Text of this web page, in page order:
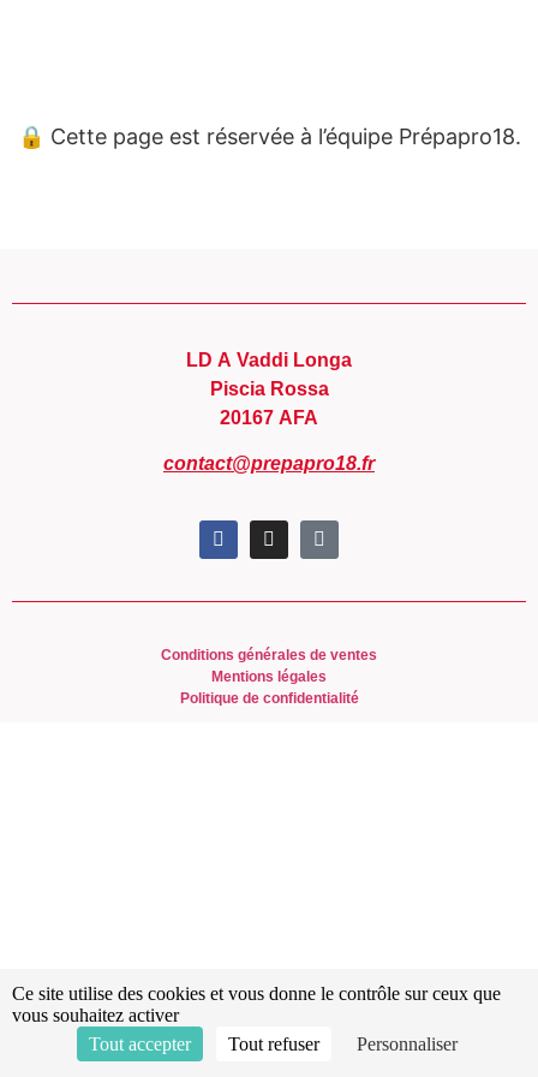
🔒 Cette page est réservée à l’équipe Prépapro18.
LD A Vaddi Longa
Piscia Rossa
20167 AFA
contact@prepapro18.fr
Conditions générales de ventes
Mentions légales
Politique de confidentialité
Ce site utilise des cookies et vous donne le contrôle sur ceux que
vous souhaitez activer
Tout accepter
Tout refuser Personnaliser